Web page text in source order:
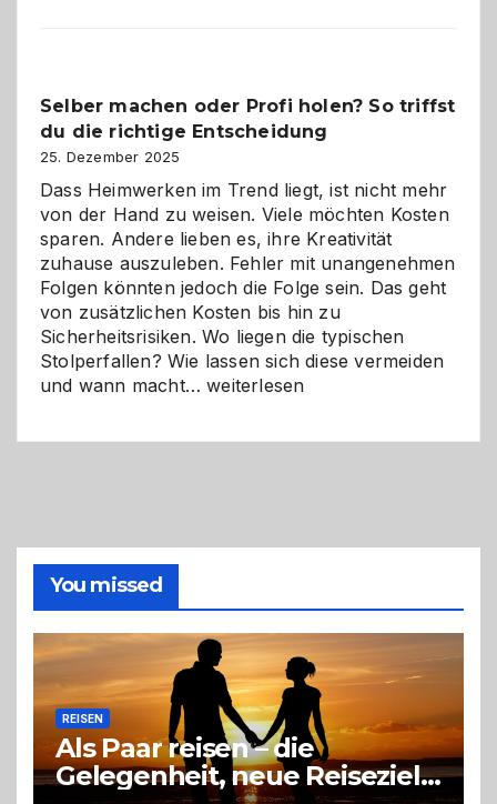
Herausforderungen
und
Zukunft
Selber machen oder Profi holen? So triffst
du die richtige Entscheidung
25. Dezember 2025
Dass Heimwerken im Trend liegt, ist nicht mehr
von der Hand zu weisen. Viele möchten Kosten
sparen. Andere lieben es, ihre Kreativität
zuhause auszuleben. Fehler mit unangenehmen
Folgen könnten jedoch die Folge sein. Das geht
von zusätzlichen Kosten bis hin zu
Sicherheitsrisiken. Wo liegen die typischen
Stolperfallen? Wie lassen sich diese vermeiden
und wann macht…Selber
richtige
Entscheidung
weiterlesen
You missed
REISEN
Als Paar reisen – die
Gelegenheit, neue Reiseziele